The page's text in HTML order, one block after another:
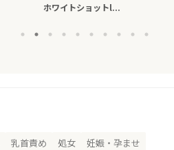
ホワイトショットl...
乳首責め 処女
妊娠・孕ませ